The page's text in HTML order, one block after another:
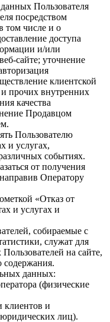
Пользователя
посредством
том числе и о
доступа
и/или
сайте; уточнение
клиентской
прочих внутренних
качества
Продавцом
Пользователю
и услугах,
событиях.
от получения
Оператору
«Отказ от
и услугах и
собираемые с
служат для
на сайте,
содержания.
данных:
(физические
клиентов и
лиц).